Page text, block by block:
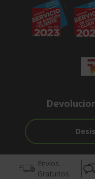
Envíos
Gratuitos